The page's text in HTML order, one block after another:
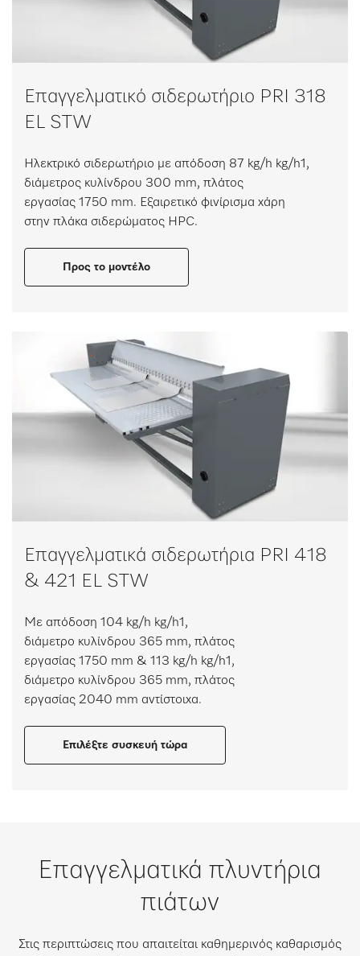
Επαγγελματικό σιδερωτήριο PRI 318
EL STW
Ηλεκτρικό σιδερωτήριο με απόδοση 87 kg/h kg/h1,
διάμετρος κυλίνδρου 300 mm, πλάτος
εργασίας 1750 mm. Εξαιρετικό φινίρισμα χάρη
στην πλάκα σιδερώματος HPC.
Προς το μοντέλο
Επαγγελματικά σιδερωτήρια PRI 418
& 421 EL STW
Με απόδοση 104 kg/h kg/h1,
διάμετρο κυλίνδρου 365 mm, πλάτος
εργασίας 1750 mm & 113 kg/h kg/h1,
διάμετρο κυλίνδρου 365 mm, πλάτος
εργασίας 2040 mm αντίστοιχα.
Επιλέξτε συσκευή τώρα
Επαγγελματικά πλυντήρια
πιάτων
Στις περιπτώσεις που απαιτείται καθημερινός καθαρισμός